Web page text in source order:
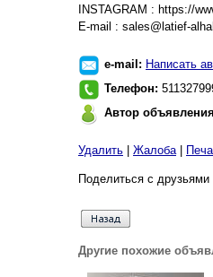
INSTAGRAM : https://
E-mail : sales@latief-
e-mail: Написать
Телефон:
Автор
Удалить Жалоба|
Поделиться с
Другие похожие